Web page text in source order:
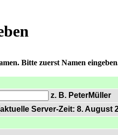
Bitte zuerst Namen
z. B. PeterMüller
Server-Zeit: 8. August